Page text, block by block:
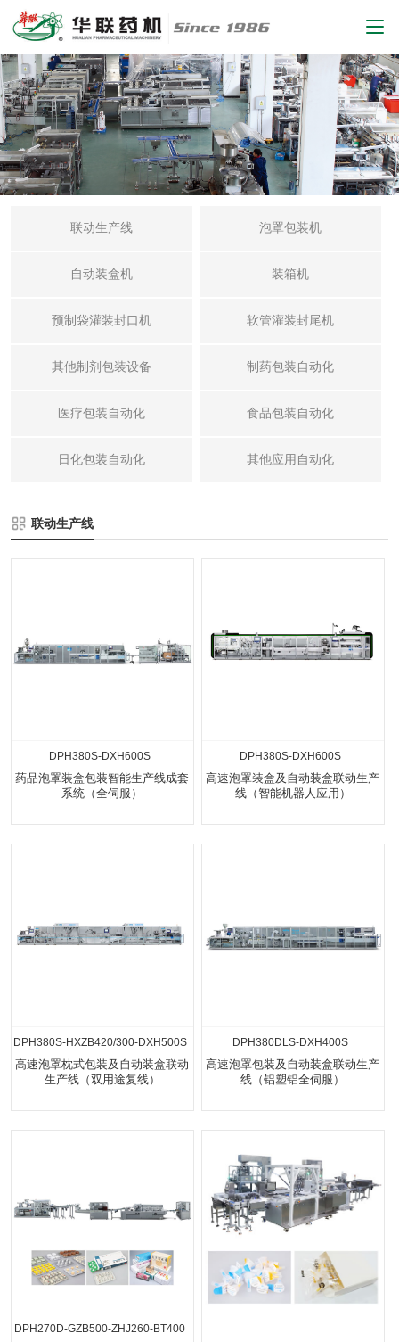
联动生产线 泡罩包装机
自动装盒机 装箱机
预制袋灌装封口机 软管灌装封尾机
其他制剂包装设备 制药包装自动化
医疗包装自动化 食品包装自动化
日化包装自动化 其他应用自动化
联动生产线
DPH380S-DXH600S
药品泡罩装盒包装智能生产线成套
系统（全伺服）
DPH380S-DXH600S
高速泡罩装盒及自动装盒联动生产
线（智能机器人应用）
DPH380S-HXZB420/300-DXH500S
高速泡罩枕式包装及自动装盒联动
生产线（双用途复线）
DPH380DLS-DXH400S
高速泡罩包装及自动装盒联动生产
线（铝塑铝全伺服）
DPH270D-GZB500-ZHJ260-BT400